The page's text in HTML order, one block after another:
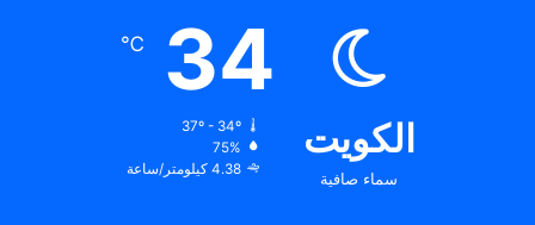
الكويت
سماء صافية
34
℃
37º - 34º
75%
4.38 كيلومتر/ساعة